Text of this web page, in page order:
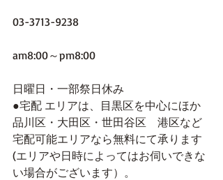
03-3713-9238
am8:00～pm8:00
日曜日・一部祭日休み
●宅配 エリアは、目黒区を中心にほか
品川区・大田区・世田谷区　港区など
宅配可能エリアなら無料にて承ります
(エリアや日時によってはお伺いできな
い場合がございます）。